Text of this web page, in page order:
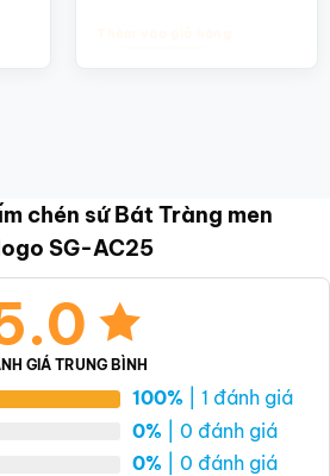
chén sứ Bát Tràng men
SG-AC25
GIÁ TRUNG BÌNH
100% | 1 đánh giá
0% | 0 đánh giá
0% | 0 đánh giá